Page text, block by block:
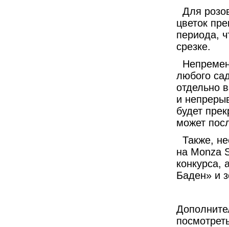
Для
цветок
периода,
срезке.
любого
отдельно
и
будет
может
Также,
на Monza
конкурса,
Баден» и